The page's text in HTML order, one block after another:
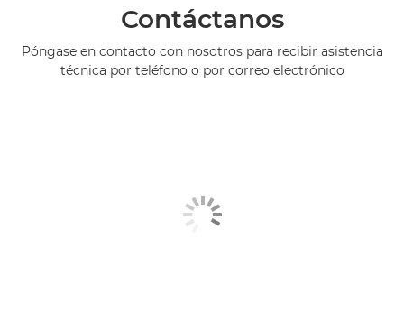
Contáctanos
Póngase en contacto con nosotros para recibir asistencia
técnica por teléfono o por correo electrónico